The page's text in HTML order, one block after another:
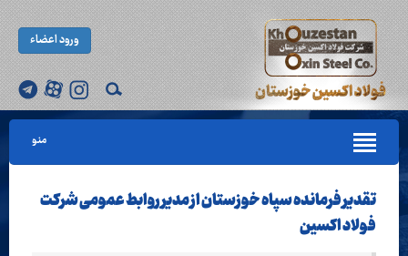
ورود اعضاء
منو
تقدیر فرمانده سپاه خوزستان از مدیر روابط عمومی شرکت
فولاد اکسین